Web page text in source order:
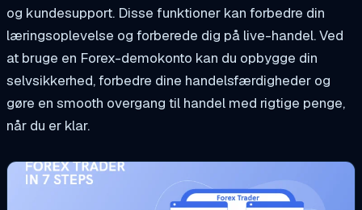
og kundesupport. Disse funktioner kan forbedre din
læringsoplevelse og forberede dig på live-handel. Ved
at bruge en Forex-demokonto kan du opbygge din
selvsikkerhed, forbedre dine handelsfærdigheder og
gøre en smooth overgang til handel med rigtige penge,
når du er klar.